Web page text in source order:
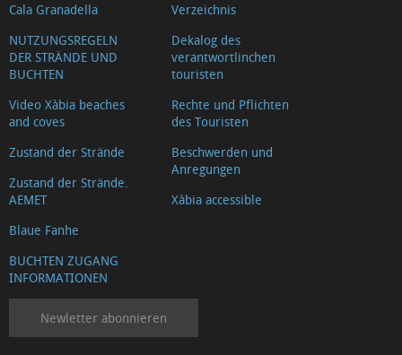
Cala Granadella
NUTZUNGSREGELN
DER STRÄNDE UND
BUCHTEN
Video Xàbia beaches
and coves
Zustand der Strände
Zustand der Strände.
AEMET
Blaue Fanhe
BUCHTEN ZUGANG
INFORMATIONEN
Verzeichnis
Dekalog des
verantwortlinchen
touristen
Rechte und Pflichten
des Touristen
Beschwerden und
Anregungen
Xàbia accessible
Newletter abonnieren